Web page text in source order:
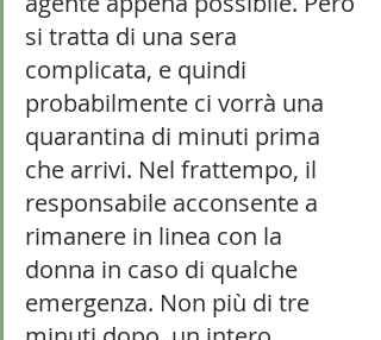
si tratta di una sera
complicata, e quindi
probabilmente ci vorrà una
quarantina di minuti prima
che arrivi. Nel frattempo, il
responsabile acconsente a
rimanere in linea con la
donna in caso di qualche
emergenza. Non più di tre